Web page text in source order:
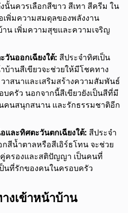
นั้นควรเลือกสีขาว สีเทา สีครีม ใน
เพิ่มความสมดุลของพลังงาน
น เพิ่มความสุขและความเจริญ
นออกเฉียงใต้: สีประจำทิศเป็น
บ้านสีเขียวจะช่วยให้มีโชคทาง
าสนาและเสริมสร้างความสัมพันธ์
ครัว นอกจากนี้สีเขียวยังเป็นสีที่มี
คนสนุกสนาน และรักธรรมชาติอีก
และทิศตะวันตกเฉียงใต้: สีประจำ
สีน้ำตาลหรือสีเอิร์ธโทน จะช่วย
คู่ครองและสติปัญญา เป็นคนที่
นที่รักของคนในครอบครัว
งเข้าหน้าบ้าน